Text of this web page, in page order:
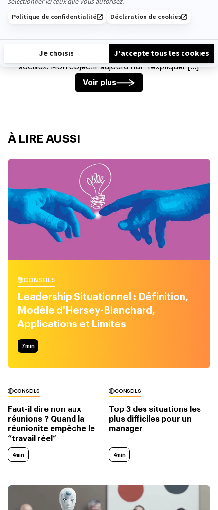
ANGÉLIQUE BAILLEUX
Journaliste (quasi) née avec TikTok, je me suis
intéressée au monde du travail grâce aux réseaux
sociaux. Mon objectif aujourd’hui : l’expliquer [...]
Voir plus
À LIRE AUSSI
CONSEILS
Leadership Situationnel : Définition,
Modèle d'Hersey-Blanchard,
Applications et Limites
7min
CONSEILS
Faut-il dire non aux
réunions ? Quand la
réunionite empêche le
“travail réel”
4min
CONSEILS
Top 3 des situations les
plus difficiles pour un
manager
4min